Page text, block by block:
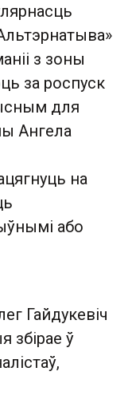
з зоны
за роспуск
для
Ангела
на
або
Гайдукевіч
збірае ў